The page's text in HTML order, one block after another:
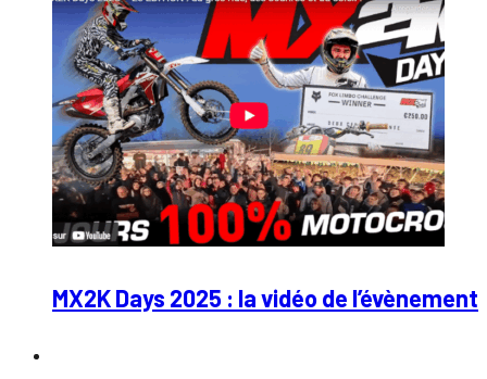
MX2K Days 2025 : la vidéo de l’évènement